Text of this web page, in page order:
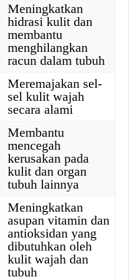
Meningkatkan
hidrasi kulit dan
membantu
menghilangkan
racun dalam tubuh
Meremajakan sel-
sel kulit wajah
secara alami
Membantu
mencegah
kerusakan pada
kulit dan organ
tubuh lainnya
Meningkatkan
asupan vitamin dan
antioksidan yang
dibutuhkan oleh
kulit wajah dan
tubuh